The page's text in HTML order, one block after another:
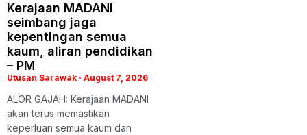
Kerajaan MADANI
seimbang jaga
kepentingan semua
kaum, aliran pendidikan
– PM
Utusan Sarawak August 7, 2026
ALOR GAJAH: Kerajaan MADANI
akan terus memastikan
keperluan semua kaum dan